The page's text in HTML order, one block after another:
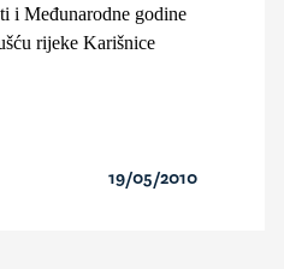
i Međunarodne godine
rijeke Karišnice
19/05/2010